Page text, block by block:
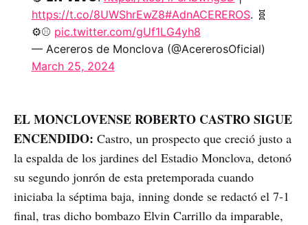
https://t.co/8UWShrEwZ8#AdnACEREROS. 🧬
⚙️⚾ pic.twitter.com/gUf1LG4yh8
— Acereros de Monclova (@AcererosOficial)
March 25, 2024
EL MONCLOVENSE ROBERTO CASTRO SIGUE
ENCENDIDO: Castro, un prospecto que creció justo a
la espalda de los jardines del Estadio Monclova, detonó
su segundo jonrón de esta pretemporada cuando
iniciaba la séptima baja, inning donde se redactó el 7-1
final, tras dicho bombazo Elvin Carrillo da imparable,